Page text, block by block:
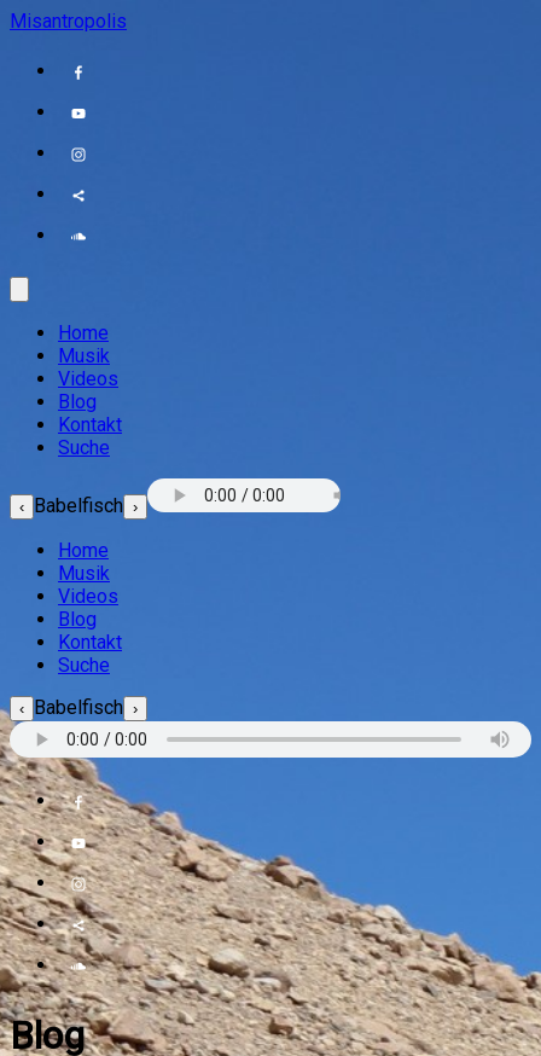
Misantropolis
Home
Musik
Videos
Blog
Kontakt
Suche
‹ Babelfisch ›
Home
Musik
Videos
Blog
Kontakt
Suche
‹ Babelfisch ›
Blog